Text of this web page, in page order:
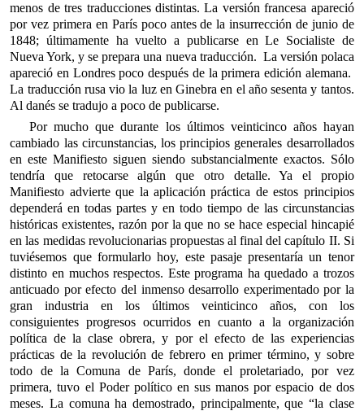
menos de tres traducciones distintas. La versión francesa apareció
por vez primera en París poco antes de la insurrección de junio de
1848; últimamente ha vuelto a publicarse en Le Socialiste de
Nueva York, y se prepara una nueva traducción. La versión polaca
apareció en Londres poco después de la primera edición alemana.
La traducción rusa vio la luz en Ginebra en el año sesenta y tantos.
Al danés se tradujo a poco de publicarse.
Por mucho que durante los últimos veinticinco años hayan
cambiado las circunstancias, los principios generales desarrollados
en este Manifiesto siguen siendo substancialmente exactos. Sólo
tendría que retocarse algún que otro detalle. Ya el propio
Manifiesto advierte que la aplicación práctica de estos principios
dependerá en todas partes y en todo tiempo de las circunstancias
históricas existentes, razón por la que no se hace especial hincapié
en las medidas revolucionarias propuestas al final del capítulo II. Si
tuviésemos que formularlo hoy, este pasaje presentaría un tenor
distinto en muchos respectos. Este programa ha quedado a trozos
anticuado por efecto del inmenso desarrollo experimentado por la
gran industria en los últimos veinticinco años, con los
consiguientes progresos ocurridos en cuanto a la organización
política de la clase obrera, y por el efecto de las experiencias
prácticas de la revolución de febrero en primer término, y sobre
todo de la Comuna de París, donde el proletariado, por vez
primera, tuvo el Poder político en sus manos por espacio de dos
meses. La comuna ha demostrado, principalmente, que “la clase